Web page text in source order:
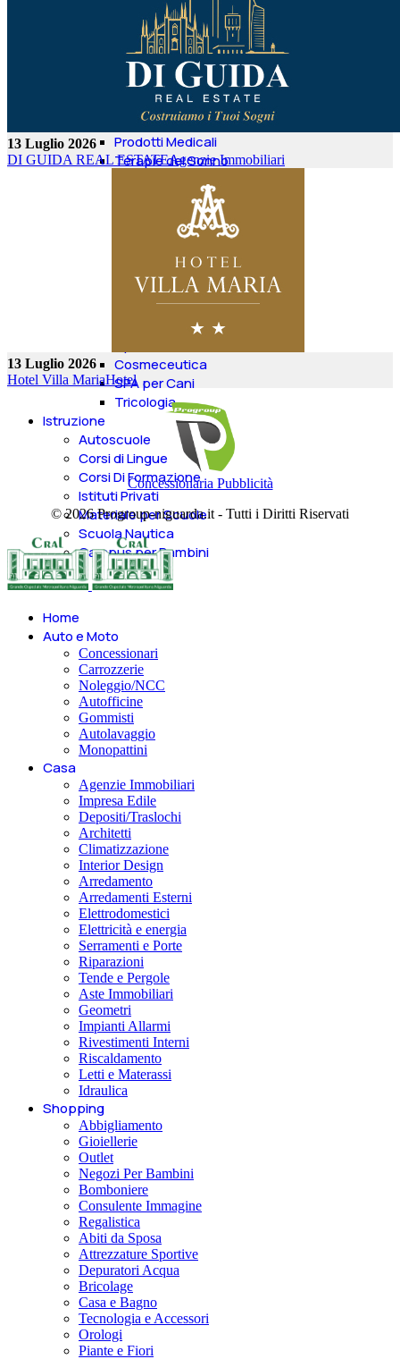
Psicomotricità
Logopedisti
Ortopedia
Prodotti Assorbenti
Centri Dimagrimento
Agopuntura
Consulenti Sonno Infanzia
Prodotti Medicali
Terapie del Sonno
Centri Estetici
Parrucchieri
Microblading
Cosmesi
Meditazione
Cosmeceutica
SPA per Cani
Tricologia
Istruzione
Autoscuole
Corsi di Lingue
Corsi Di Formazione
Istituti Privati
Materiale per Scuole
Scuola Nautica
Campus per Bambini
13 Luglio 2026
DI GUIDA REAL ESTATEAgenzie Immobiliari
13 Luglio 2026
Hotel Villa MariaHotel
Concessionaria Pubblicità
© 2026 Progroup-niguarda.it - Tutti i Diritti Riservati
Home
Auto e Moto
Concessionari
Carrozzerie
Noleggio/NCC
Autofficine
Gommisti
Autolavaggio
Monopattini
Casa
Agenzie Immobiliari
Impresa Edile
Depositi/Traslochi
Architetti
Climatizzazione
Interior Design
Arredamento
Arredamenti Esterni
Elettrodomestici
Elettricità e energia
Serramenti e Porte
Riparazioni
Tende e Pergole
Aste Immobiliari
Geometri
Impianti Allarmi
Rivestimenti Interni
Riscaldamento
Letti e Materassi
Idraulica
Shopping
Abbigliamento
Gioiellerie
Outlet
Negozi Per Bambini
Bomboniere
Consulente Immagine
Regalistica
Abiti da Sposa
Attrezzature Sportive
Depuratori Acqua
Bricolage
Casa e Bagno
Tecnologia e Accessori
Orologi
Piante e Fiori